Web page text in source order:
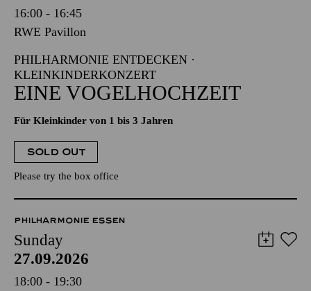
16:00 - 16:45
RWE Pavillon
PHILHARMONIE ENTDECKEN ·
KLEINKINDERKONZERT
EINE VOGELHOCHZEIT
Für Kleinkinder von 1 bis 3 Jahren
SOLD OUT
Please try the box office
PHILHARMONIE ESSEN
Sunday
27.09.2026
18:00 - 19:30